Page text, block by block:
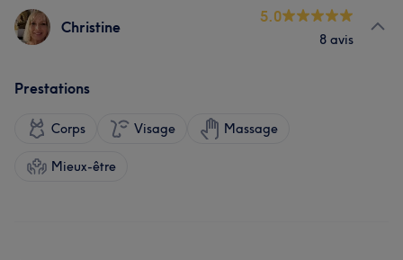
Christine
5.0
8 avis
Prestations
Corps Visage Massage
Mieux-être